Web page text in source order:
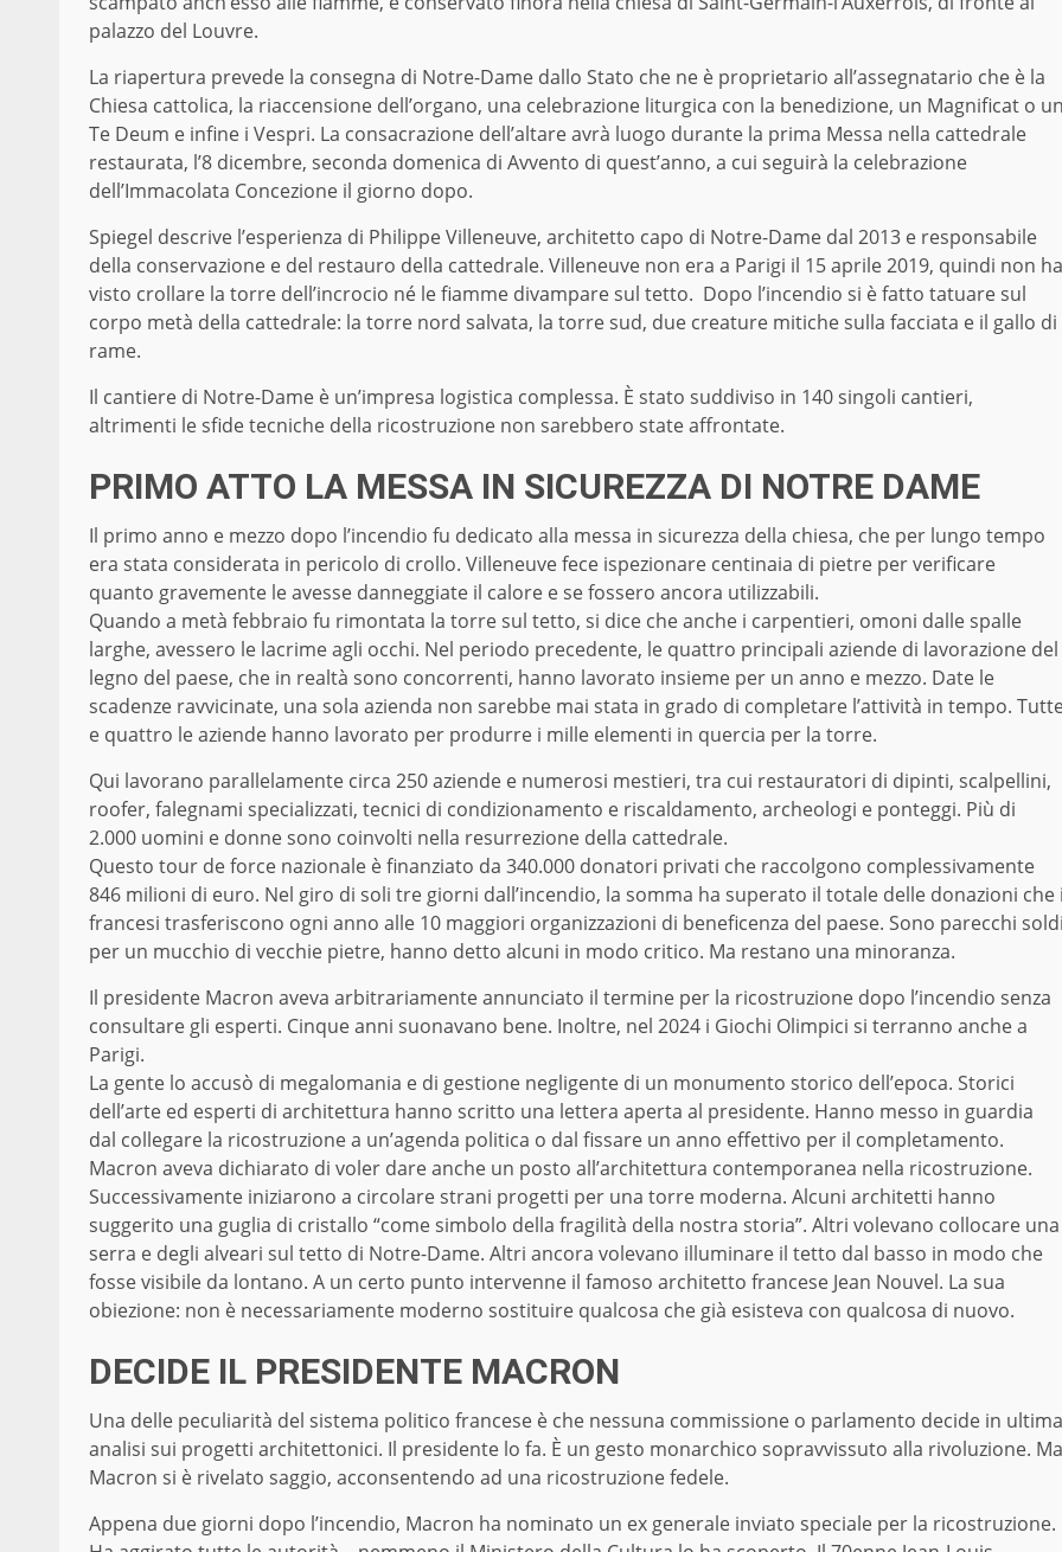
palazzo del Louvre.
La riapertura prevede la consegna di Notre-Dame dallo Stato che ne è proprietario all’assegnatario che è la
Chiesa cattolica, la riaccensione dell’organo, una celebrazione liturgica con la benedizione, un Magnificat o
Te Deum e infine i Vespri. La consacrazione dell’altare avrà luogo durante la prima Messa nella cattedrale
restaurata, l’8 dicembre, seconda domenica di Avvento di quest’anno, a cui seguirà la celebrazione
dell’Immacolata Concezione il giorno dopo.
Spiegel descrive l’esperienza di Philippe Villeneuve, architetto capo di Notre-Dame dal 2013 e responsabile
della conservazione e del restauro della cattedrale. Villeneuve non era a Parigi il 15 aprile 2019, quindi non ha
visto crollare la torre dell’incrocio né le fiamme divampare sul tetto. Dopo l’incendio si è fatto tatuare sul
corpo metà della cattedrale: la torre nord salvata, la torre sud, due creature mitiche sulla facciata e il gallo di
rame.
Il cantiere di Notre-Dame è un’impresa logistica complessa. È stato suddiviso in 140 singoli cantieri,
altrimenti le sfide tecniche della ricostruzione non sarebbero state affrontate.
PRIMO ATTO LA MESSA IN SICUREZZA DI NOTRE DAME
Il primo anno e mezzo dopo l’incendio fu dedicato alla messa in sicurezza della chiesa, che per lungo tempo
era stata considerata in pericolo di crollo. Villeneuve fece ispezionare centinaia di pietre per verificare
quanto gravemente le avesse danneggiate il calore e se fossero ancora utilizzabili.
Quando a metà febbraio fu rimontata la torre sul tetto, si dice che anche i carpentieri, omoni dalle spalle
larghe, avessero le lacrime agli occhi. Nel periodo precedente, le quattro principali aziende di lavorazione del
legno del paese, che in realtà sono concorrenti, hanno lavorato insieme per un anno e mezzo. Date le
scadenze ravvicinate, una sola azienda non sarebbe mai stata in grado di completare l’attività in tempo.
e quattro le aziende hanno lavorato per produrre i mille elementi in quercia per la torre.
Qui lavorano parallelamente circa 250 aziende e numerosi mestieri, tra cui restauratori di dipinti, scalpellini,
roofer, falegnami specializzati, tecnici di condizionamento e riscaldamento, archeologi e ponteggi. Più di
2.000 uomini e donne sono coinvolti nella resurrezione della cattedrale.
Questo tour de force nazionale è finanziato da 340.000 donatori privati ​​che raccolgono complessivamente
846 milioni di euro. Nel giro di soli tre giorni dall’incendio, la somma ha superato il totale delle donazioni che
francesi trasferiscono ogni anno alle 10 maggiori organizzazioni di beneficenza del paese. Sono parecchi
per un mucchio di vecchie pietre, hanno detto alcuni in modo critico. Ma restano una minoranza.
Il presidente Macron aveva arbitrariamente annunciato il termine per la ricostruzione dopo l’incendio senza
consultare gli esperti. Cinque anni suonavano bene. Inoltre, nel 2024 i Giochi Olimpici si terranno anche a
Parigi.
La gente lo accusò di megalomania e di gestione negligente di un monumento storico dell’epoca. Storici
dell’arte ed esperti di architettura hanno scritto una lettera aperta al presidente. Hanno messo in guardia
dal collegare la ricostruzione a un’agenda politica o dal fissare un anno effettivo per il completamento.
Macron aveva dichiarato di voler dare anche un posto all’architettura contemporanea nella ricostruzione.
Successivamente iniziarono a circolare strani progetti per una torre moderna. Alcuni architetti hanno
suggerito una guglia di cristallo “come simbolo della fragilità della nostra storia”. Altri volevano collocare una
serra e degli alveari sul tetto di Notre-Dame. Altri ancora volevano illuminare il tetto dal basso in modo che
fosse visibile da lontano. A un certo punto intervenne il famoso architetto francese Jean Nouvel. La sua
obiezione: non è necessariamente moderno sostituire qualcosa che già esisteva con qualcosa di nuovo.
DECIDE IL PRESIDENTE MACRON
Una delle peculiarità del sistema politico francese è che nessuna commissione o parlamento decide in ultima
analisi sui progetti architettonici. Il presidente lo fa. È un gesto monarchico sopravvissuto alla rivoluzione. Ma
Macron si è rivelato saggio, acconsentendo ad una ricostruzione fedele.
Appena due giorni dopo l’incendio, Macron ha nominato un ex generale inviato speciale per la ricostruzione.